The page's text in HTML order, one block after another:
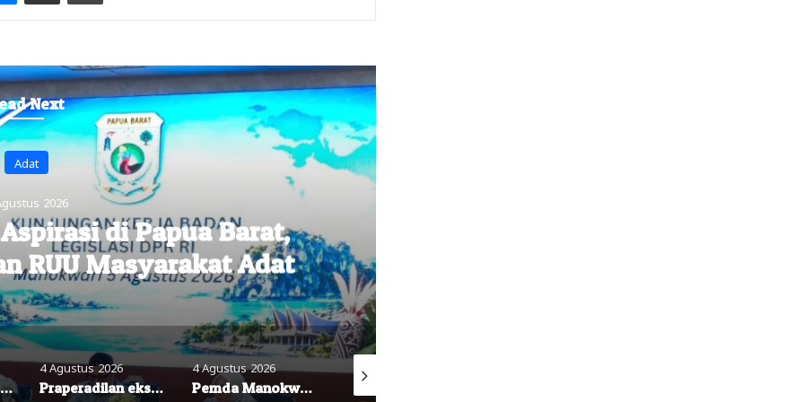
Next
Headline
2026
Polisi Segera Lakukan
Idorway dan Dua Saksi
Arniati Kandas, Hakim Nyatakan ‘Tidak Dapat Diterima’
4 Agustus 2026
Pemda Manokwari Beri Dukungan Penuh, Kontingen Pramuka Siap Berangkat ke Jambore Nasional 2026
4 Agustus 2026
Komitmen Nyata Pemda Manokwari: Investasi Masa Depan Generasi Muda Melalui Jambore Nasional 2026